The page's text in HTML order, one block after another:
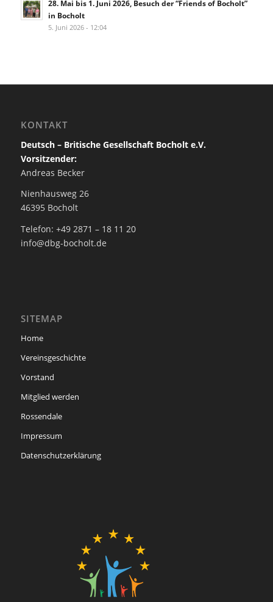
28. Mai bis 1. Juni 2026, Besuch der “Friends of Bocholt”
in Bocholt
5. Juni 2026 - 12:04
KONTAKT
Deutsch – Britische Gesellschaft Bocholt e.V.
Vorsitzender:
Andreas Becker
Nienhausweg 26
46395 Bocholt
Telefon: +49 2871 – 18 11 20
info@dbg-bocholt.de
SITEMAP
Home
Vereinsgeschichte
Vorstand
Mitglied werden
Rossendale
Impressum
Datenschutzerklärung